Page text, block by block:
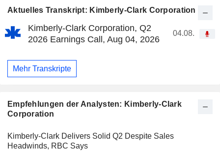
Aktuelles Transkript: Kimberly-Clark Corporation
Kimberly-Clark Corporation, Q2
2026 Earnings Call, Aug 04, 2026
04.08.
Mehr Transkripte
Empfehlungen der Analysten: Kimberly-Clark
Corporation
Kimberly-Clark Delivers Solid Q2 Despite Sales
Headwinds, RBC Says